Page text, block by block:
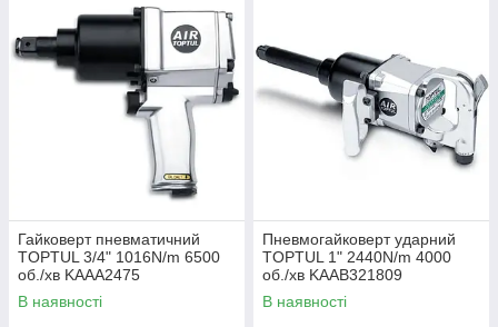
Гайковерт пневматичний
TOPTUL 3/4" 1016N/m 6500
об./хв KAAA2475
В наявності
Пневмогайковерт ударний
TOPTUL 1" 2440N/m 4000
об./хв KAAB321809
В наявності